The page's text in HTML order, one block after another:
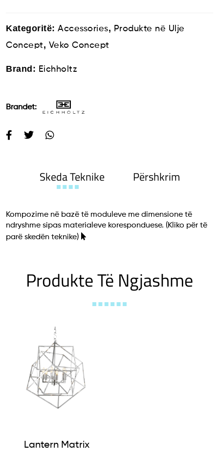
Kategoritë: Accessories, Produkte në Ulje
Concept, Veko Concept
Brand: Eichholtz
Brandet:
Skeda Teknike Përshkrim
Kompozime në bazë të moduleve me dimensione të
ndryshme sipas materialeve koresponduese. (Kliko për të
parë skedën teknike)
Produkte Të Ngjashme
Lantern Matrix